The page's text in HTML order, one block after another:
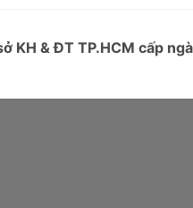
KH & ĐT TP.HCM cấp